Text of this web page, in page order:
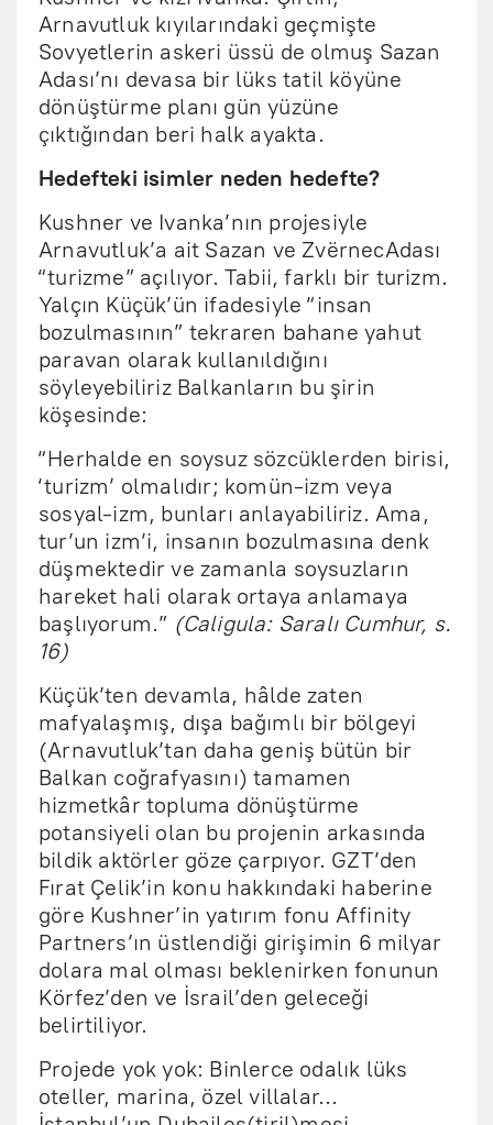
Arnavutluk kıyılarındaki geçmişte
Sovyetlerin askeri üssü de olmuş Sazan
Adası’nı devasa bir lüks tatil köyüne
dönüştürme planı gün yüzüne
çıktığından beri halk ayakta.
Hedefteki isimler neden hedefte?
Kushner ve Ivanka’nın projesiyle
Arnavutluk’a ait Sazan ve ZvërnecAdası
“turizme” açılıyor. Tabii, farklı bir turizm.
Yalçın Küçük’ün ifadesiyle “insan
bozulmasının” tekraren bahane yahut
paravan olarak kullanıldığını
söyleyebiliriz Balkanların bu şirin
köşesinde:
“Herhalde en soysuz sözcüklerden birisi,
‘turizm’ olmalıdır; komün-izm veya
sosyal-izm, bunları anlayabiliriz. Ama,
tur’un izm’i, insanın bozulmasına denk
düşmektedir ve zamanla soysuzların
hareket hali olarak ortaya anlamaya
başlıyorum.” (Caligula: Saralı Cumhur, s.
16)
Küçük’ten devamla, hâlde zaten
mafyalaşmış, dışa bağımlı bir bölgeyi
(Arnavutluk’tan daha geniş bütün bir
Balkan coğrafyasını) tamamen
hizmetkâr topluma dönüştürme
potansiyeli olan bu projenin arkasında
bildik aktörler göze çarpıyor. GZT’den
Fırat Çelik’in konu hakkındaki haberine
göre Kushner’in yatırım fonu Affinity
Partners’ın üstlendiği girişimin 6 milyar
dolara mal olması beklenirken fonunun
Körfez’den ve İsrail’den geleceği
belirtiliyor.
Projede yok yok: Binlerce odalık lüks
oteller, marina, özel villalar…